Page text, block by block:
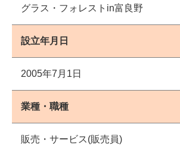
グラス・フォレストin富良野
設立年月日
2005年7月1日
業種・職種
販売・サービス(販売員)